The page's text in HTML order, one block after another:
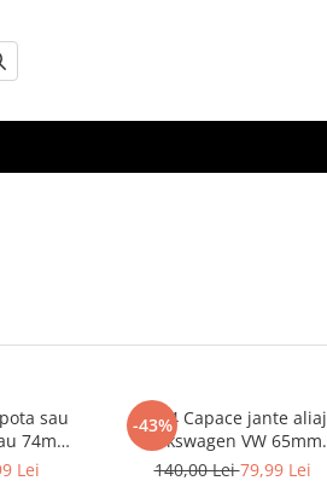
sau
74mm
Lei
-43%
Set 4 Capace jante aliaj
Volkswagen VW 65mm
3B7601171
140,00 Lei79,99 Lei